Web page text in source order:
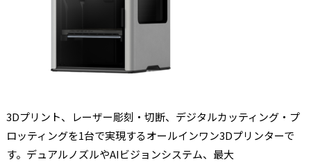
3Dプリント、レーザー彫刻・切断、デジタルカッティング・プ
ロッティングを1台で実現するオールインワン3Dプリンターで
す。デュアルノズルやAIビジョンシステム、最大